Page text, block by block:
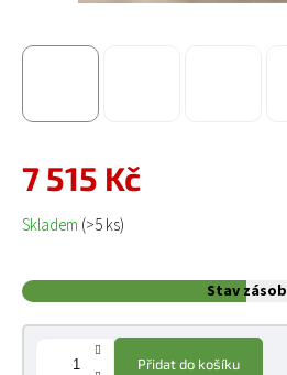
7 515 Kč
Měrná cena:
Skladem (>5 ks)
Stav zásob
Přidat do košíku